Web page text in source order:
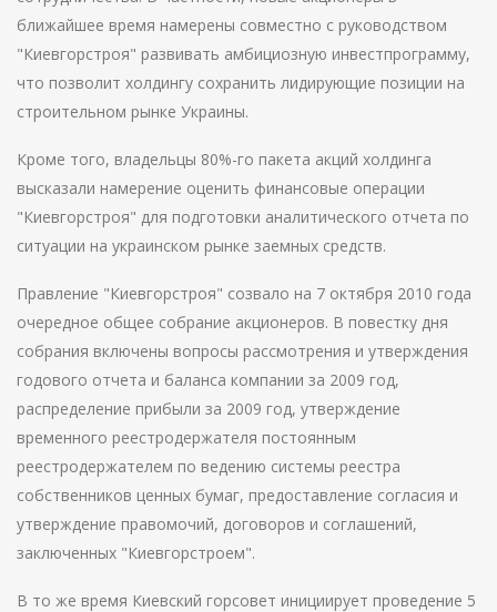
ближайшее время намерены совместно с руководством
"Киевгорстроя" развивать амбициозную инвестпрограмму,
что позволит холдингу сохранить лидирующие позиции на
строительном рынке Украины.
Кроме того, владельцы 80%-го пакета акций холдинга
высказали намерение оценить финансовые операции
"Киевгорстроя" для подготовки аналитического отчета по
ситуации на украинском рынке заемных средств.
Правление "Киевгорстроя" созвало на 7 октября 2010 года
очередное общее собрание акционеров. В повестку дня
собрания включены вопросы рассмотрения и утверждения
годового отчета и баланса компании за 2009 год,
распределение прибыли за 2009 год, утверждение
временного реестродержателя постоянным
реестродержателем по ведению системы реестра
собственников ценных бумаг, предоставление согласия и
утверждение правомочий, договоров и соглашений,
заключенных "Киевгорстроем".
В то же время Киевский горсовет инициирует проведение 5